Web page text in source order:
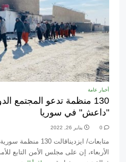
أخبار عامة
130 منظمة تدعو المجتمع
"داعش" في سوريا
0 يناير 26, 2022
متابعات/
الأربعاء، إن على مجلس الأمن التابع